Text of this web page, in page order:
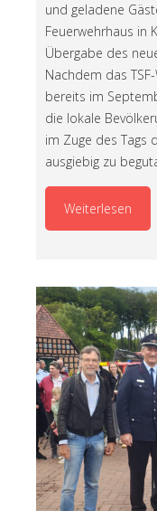
und geladene
Feuerwehrhaus in
Übergabe des
Nachdem das
bereits im
die lokale
im Zuge des Tags
ausgiebig zu
Weiterlesen